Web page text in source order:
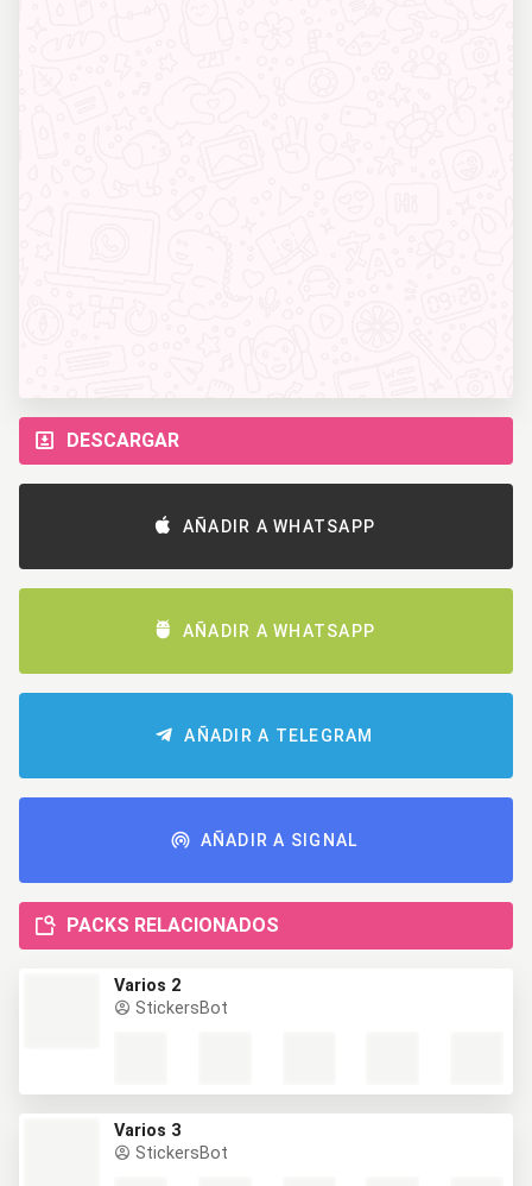
DESCARGAR
AÑADIR A WHATSAPP
AÑADIR A WHATSAPP
AÑADIR A TELEGRAM
AÑADIR A SIGNAL
PACKS RELACIONADOS
Varios 2
StickersBot
Varios 3
StickersBot